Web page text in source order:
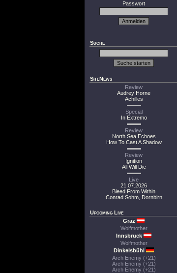
Passwort
Suche
SiteNews
Review
Audrey Horne
Achilles
Special
In Extremo
Review
North Sea Echoes
How To Cast A Shadow
Review
Ignition
All Will Die
Live
21.07.2026
Bleed From Within
Conrad Sohm, Dornbirn
Upcoming Live
Graz
Wolfmother
Innsbruck
Wolfmother
Dinkelsbühl
Arch Enemy (+21)
Arch Enemy (+21)
Arch Enemy (+21)